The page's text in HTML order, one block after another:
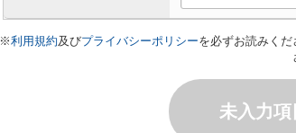
※利用規約及びプライバシーポリシーを必ずお読みく
未入力